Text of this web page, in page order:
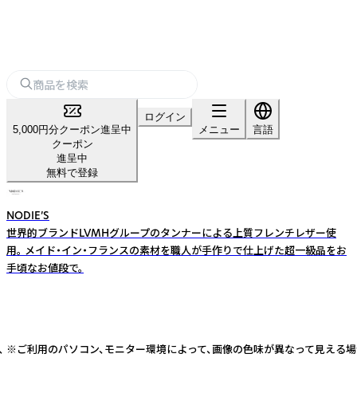
5,000円分クーポン進呈中
クーポン
進呈中
無料で登録
ログイン
メニュー
言語
NODIE’S
世界的ブランドLVMHグループのタンナーによる上質フレンチレザー使
用。 メイド・イン・フランスの素材を職人が手作りで仕上げた超一級品をお
手頃なお値段で。
利用のパソコン、モニター環境によって、画像の色味が異なって見